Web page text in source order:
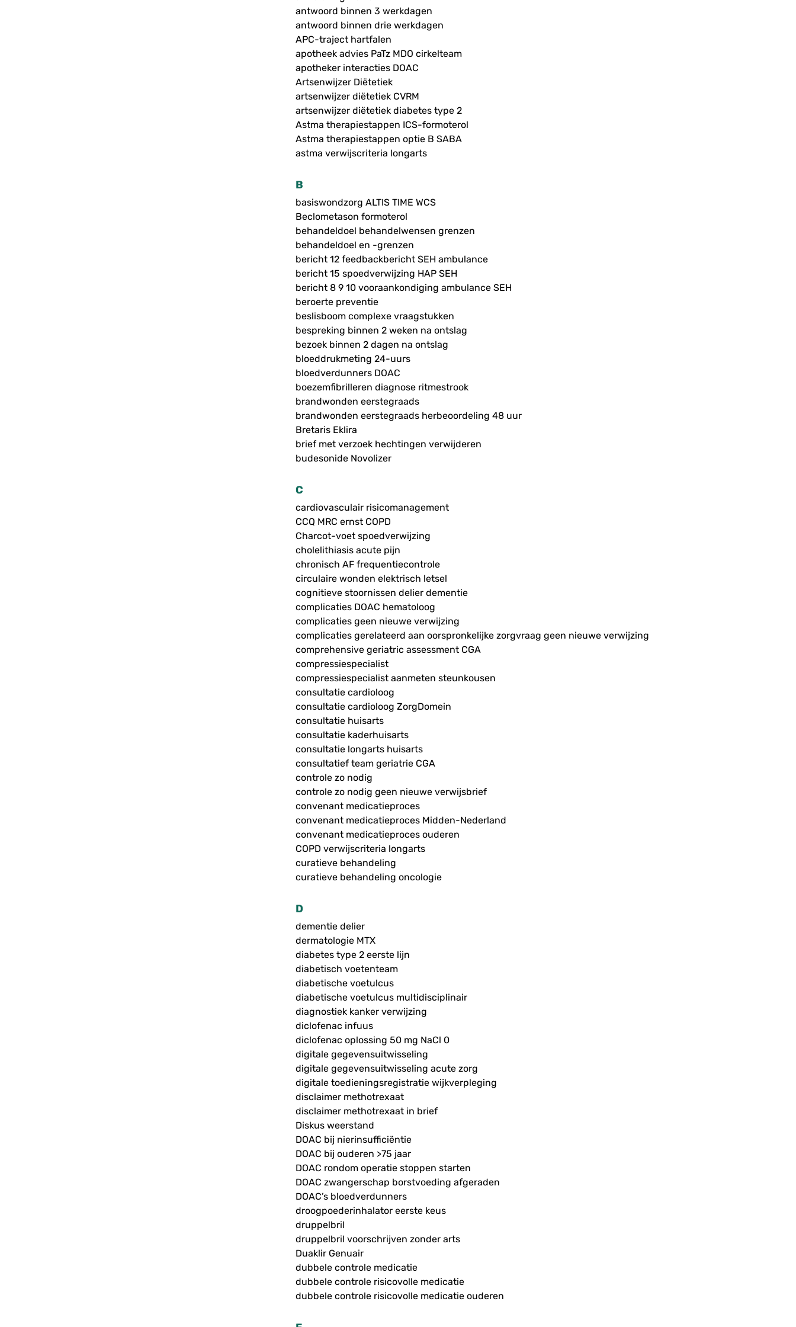
antwoord binnen 3 werkdagen
antwoord binnen drie werkdagen
APC-traject hartfalen
apotheek advies PaTz MDO cirkelteam
apotheker interacties DOAC
Artsenwijzer Diëtetiek
artsenwijzer diëtetiek CVRM
artsenwijzer diëtetiek diabetes type 2
Astma therapiestappen ICS-formoterol
Astma therapiestappen optie B SABA
astma verwijscriteria longarts
B
basiswondzorg ALTIS TIME WCS
Beclometason formoterol
behandeldoel behandelwensen grenzen
behandeldoel en -grenzen
bericht 12 feedbackbericht SEH ambulance
bericht 15 spoedverwijzing HAP SEH
bericht 8 9 10 vooraankondiging ambulance SEH
beroerte preventie
beslisboom complexe vraagstukken
bespreking binnen 2 weken na ontslag
bezoek binnen 2 dagen na ontslag
bloeddrukmeting 24-uurs
bloedverdunners DOAC
boezemfibrilleren diagnose ritmestrook
brandwonden eerstegraads
brandwonden eerstegraads herbeoordeling 48 uur
Bretaris Eklira
brief met verzoek hechtingen verwijderen
budesonide Novolizer
C
cardiovasculair risicomanagement
CCQ MRC ernst COPD
Charcot-voet spoedverwijzing
cholelithiasis acute pijn
chronisch AF frequentiecontrole
circulaire wonden elektrisch letsel
cognitieve stoornissen delier dementie
complicaties DOAC hematoloog
complicaties geen nieuwe verwijzing
complicaties gerelateerd aan oorspronkelijke zorgvraag geen nieuwe verwijzing
comprehensive geriatric assessment CGA
compressiespecialist
compressiespecialist aanmeten steunkousen
consultatie cardioloog
consultatie cardioloog ZorgDomein
consultatie huisarts
consultatie kaderhuisarts
consultatie longarts huisarts
consultatief team geriatrie CGA
controle zo nodig
controle zo nodig geen nieuwe verwijsbrief
convenant medicatieproces
convenant medicatieproces Midden-Nederland
convenant medicatieproces ouderen
COPD verwijscriteria longarts
curatieve behandeling
curatieve behandeling oncologie
D
dementie delier
dermatologie MTX
diabetes type 2 eerste lijn
diabetisch voetenteam
diabetische voetulcus
diabetische voetulcus multidisciplinair
diagnostiek kanker verwijzing
diclofenac infuus
diclofenac oplossing 50 mg NaCl 0
digitale gegevensuitwisseling
digitale gegevensuitwisseling acute zorg
digitale toedieningsregistratie wijkverpleging
disclaimer methotrexaat
disclaimer methotrexaat in brief
Diskus weerstand
DOAC bij nierinsufficiëntie
DOAC bij ouderen >75 jaar
DOAC rondom operatie stoppen starten
DOAC zwangerschap borstvoeding afgeraden
DOAC’s bloedverdunners
droogpoederinhalator eerste keus
druppelbril
druppelbril voorschrijven zonder arts
Duaklir Genuair
dubbele controle medicatie
dubbele controle risicovolle medicatie
dubbele controle risicovolle medicatie ouderen